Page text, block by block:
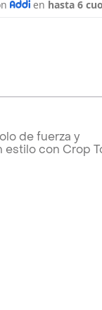
de fuerza y
estilo con Crop